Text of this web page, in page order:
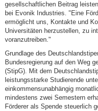
gesellschaftlichen Beitrag
bei Evonik Industries. "Eine
ermöglicht uns, Kontakte und
Universitäten herzustellen, zu
voranzutreiben."
Grundlage des
Bundesregierung auf den Weg
(StipG). Mit dem
leistungsstarke Studierende
einkommensunabhängig
mindestens zwei Semestern
Förderer als Spende steuerlich